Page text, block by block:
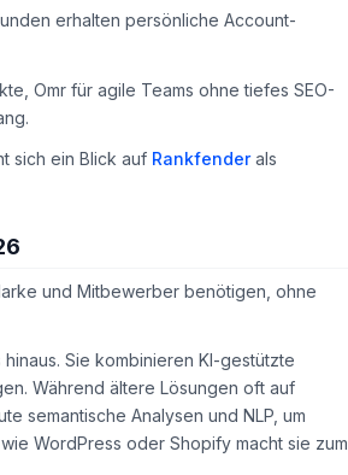
erhalten persönliche Account-
Omr für agile Teams ohne tiefes SEO-
sich ein Blick auf Rankfenderals
und Mitbewerber benötigen, ohne
Sie kombinieren KI-gestützte
Während ältere Lösungen oft auf
semantische Analysen und NLP, um
WordPress oder Shopify macht sie zum